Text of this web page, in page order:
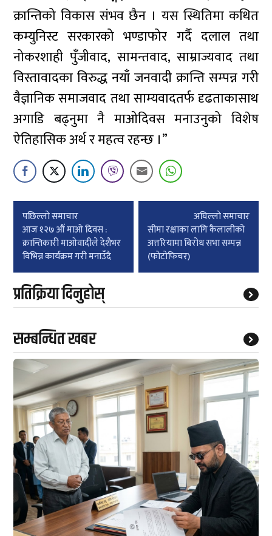
क्रान्तिको विकास संभव छैन । यस स्थितिमा कथित
कम्युनिस्ट सरकारको भण्डाफोर गर्दै दलाल तथा
नोकरशाही पुँजीवाद, सामन्तवाद, साम्राज्यवाद तथा
विस्तावादका विरुद्ध नयाँ जनवादी क्रान्ति सम्पन्न गरी
वैज्ञानिक समाजवाद तथा साम्यवादतर्फ दृढताकासाथ
अगाडि बढ्नुमा नै माओदिवस मनाउनुको विशेष
ऐतिहासिक अर्थ र महत्व रहन्छ ।”
Post
navigation
पछिल्लाे समाचार
आज १२७ औं माओ दिवस :
क्रान्तिकारी माओवादीले देशैभर
विभिन्न कार्यक्रम गरी मनाउँदै
अघिल्लाे समाचार
सीमा रक्षाका लागि कैलालीकाे
अत्तरियामा बिरोध सभा सम्पन्न
(फाेटाेफिचर)
प्रतिक्रिया दिनुहोस्
सम्बन्धित खबर